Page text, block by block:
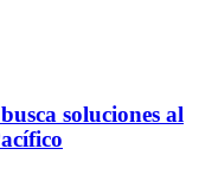
soluciones al